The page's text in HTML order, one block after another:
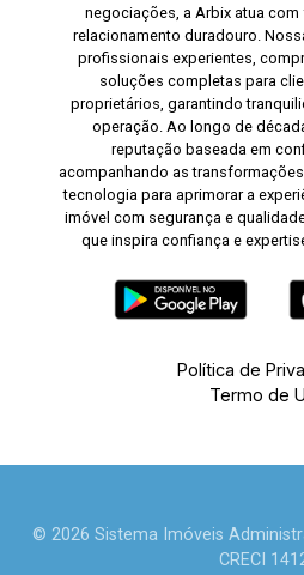
negociações, a Arbix atua
relacionamento duradouro.
profissionais experientes,
soluções completas para
proprietários, garantindo
operação. Ao longo de
reputação baseada em
acompanhando as
tecnologia para aprimorar a
imóvel com segurança e
que inspira confiança e
Política de
Termo de
© 2026 Sistema Imóveis
CRECI